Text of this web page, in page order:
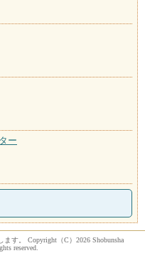
ー
す。 Copyright（C）2026 Shobunsha
reserved.